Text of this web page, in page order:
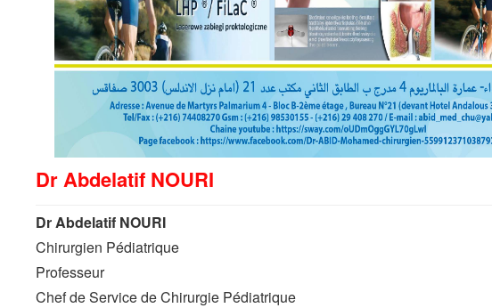
Dr Abdelatif NOURI
Dr Abdelatif NOURI
Chirurgien Pédiatrique
Professeur
Chef de Service de Chirurgie Pédiatrique